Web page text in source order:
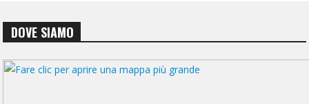
DOVE SIAMO